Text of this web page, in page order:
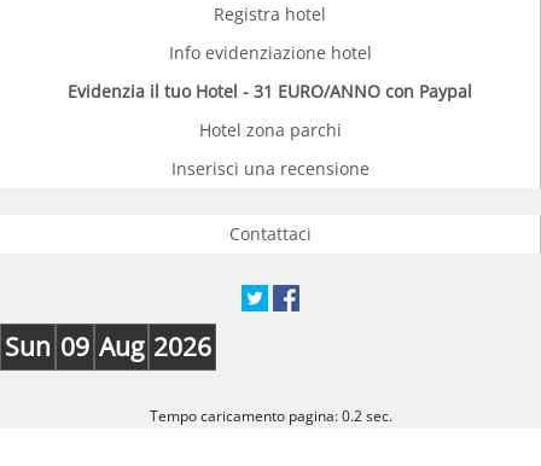
Registra hotel
Info evidenziazione hotel
Evidenzia il tuo Hotel - 31 EURO/ANNO con Paypal
Hotel zona parchi
Inserisci una recensione
Contattaci
Sun 09 Aug 2026
Tempo caricamento pagina: 0.2 sec.